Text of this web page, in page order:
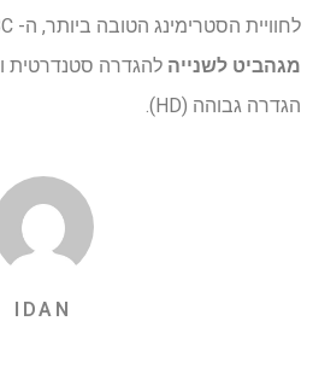
לחוויית הסטרימינג הטובה ביותר, ה- BBC ממליץ על
מגהביט לשנייה להגדרה סטנדרטית ו
הגדרה גבוהה (HD).
IDAN